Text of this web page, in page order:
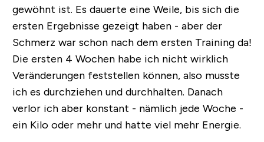
gewöhnt ist. Es dauerte eine Weile, bis sich die
ersten Ergebnisse gezeigt haben - aber der
Schmerz war schon nach dem ersten Training da!
Die ersten 4 Wochen habe ich nicht wirklich
Veränderungen feststellen können, also musste
ich es durchziehen und durchhalten. Danach
verlor ich aber konstant - nämlich jede Woche -
ein Kilo oder mehr und hatte viel mehr Energie.